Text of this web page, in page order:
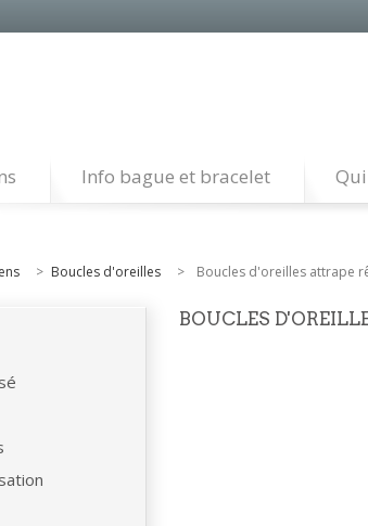
Info bague et bracelet
> Boucles d'oreilles > Boucles d'oreilles attrape
BOUCLES